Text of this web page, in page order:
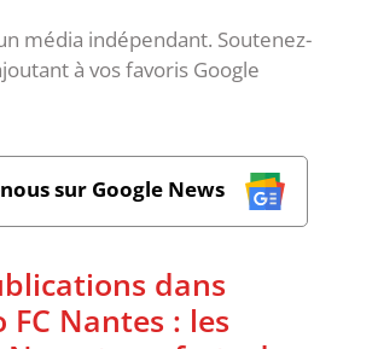
média indépendant. Soutenez-
à vos favoris Google
sur Google News
dans
FC Nantes : les